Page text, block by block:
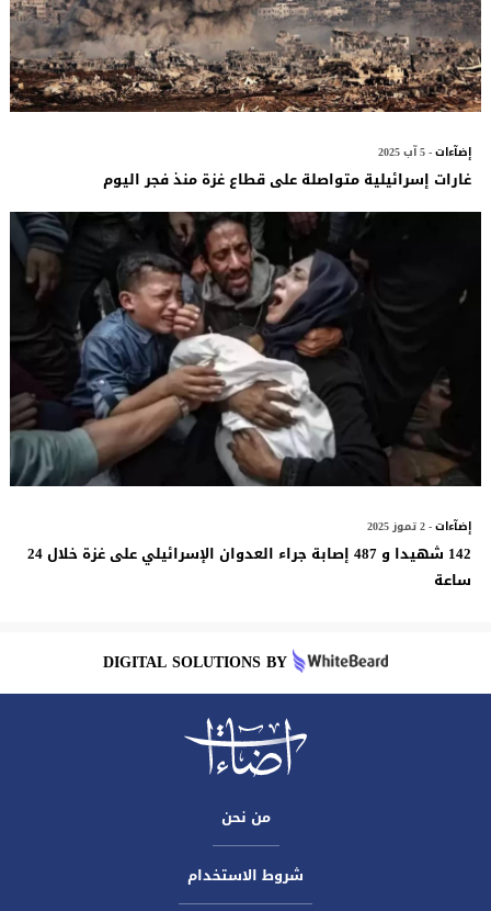
إضآءات- 5 آب 2025
غارات إسرائيلية متواصلة على قطاع غزة منذ فجر اليوم
إضآءات- 2 تموز 2025
142 شهيدا و 487 إصابة جراء العدوان الإسرائيلي على غزة خلال 24
ساعة
DIGITAL SOLUTIONS BY
من نحن
شروط الاستخدام